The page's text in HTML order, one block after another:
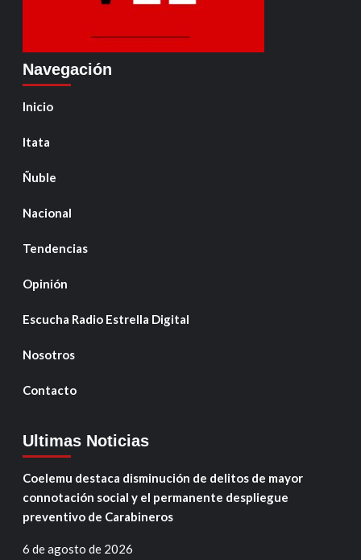
Navegación
Inicio
Itata
Ñuble
Nacional
Tendencias
Opinión
Escucha Radio Estrella Digital
Nosotros
Contacto
Ultimas Noticias
Coelemu destaca disminución de delitos de mayor
connotación social y el permanente despliegue
preventivo de Carabineros
6 de agosto de 2026